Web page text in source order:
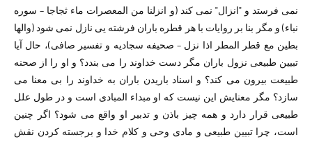
نمی فرستد و "انزال" نمی کند (و انزلنا من المعصرات ماء ثجاجا – سوره
نباء) و مگر بنا بر روایات با هر قطره باران فرشته یی نازل نمی شود (والها
بطین مع قطر المطر اذا نزل – صحیفه سجادیه و تفسیر صافی)، حال آیا
تبیین طبیعی نزول باران مگر دست خداوند را می بندد؟ و او را از صحنه
طبیعت بیرون می کند؟ و اسناد باریدن باران به خداوند را بی معنا می
سازد؟ مگر معنایش این نیست که او مبداء المبادی است و در طول علل
طبیعی قرار دارد و همه چیز باذن و تدبیر او واقع می شود؟ اگر چنین
است، چرا تبیین طبیعی و مادی وحی و کلام خدا و برجسته کردن نقش